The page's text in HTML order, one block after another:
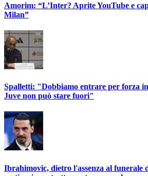
Amorim: “L’Inter? Aprite YouTube e
Milan”
Spalletti: "Dobbiamo entrare per forza
Juve non può stare fuori"
Ibrahimovic, dietro l'assenza al funerale